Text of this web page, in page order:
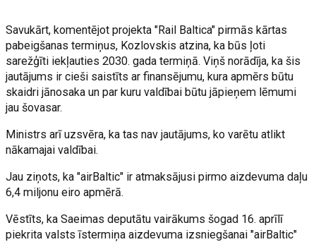
Savukārt, komentējot projekta "Rail Baltica" pirmās kārtas
pabeigšanas termiņus, Kozlovskis atzina, ka būs ļoti
sarežģīti iekļauties 2030. gada termiņā. Viņš norādīja, ka šis
jautājums ir cieši saistīts ar finansējumu, kura apmērs būtu
skaidri jānosaka un par kuru valdībai būtu jāpieņem lēmumi
jau šovasar.
Ministrs arī uzsvēra, ka tas nav jautājums, ko varētu atlikt
nākamajai valdībai.
Jau ziņots, ka "airBaltic" ir atmaksājusi pirmo aizdevuma daļu
6,4 miljonu eiro apmērā.
Vēstīts, ka Saeimas deputātu vairākums šogad 16. aprīlī
piekrita valsts īstermiņa aizdevuma izsniegšanai "airBaltic"